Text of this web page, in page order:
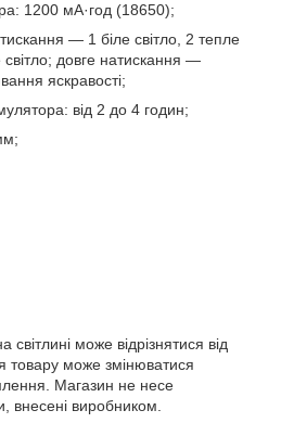
1200 мА·год (18650);
— 1 біле світло, 2 тепле
світло; довге натискання —
яскравості;
від 2 до 4 годин;
світлині може відрізнятися від
товару може змінюватися
Магазин не несе
внесені виробником.